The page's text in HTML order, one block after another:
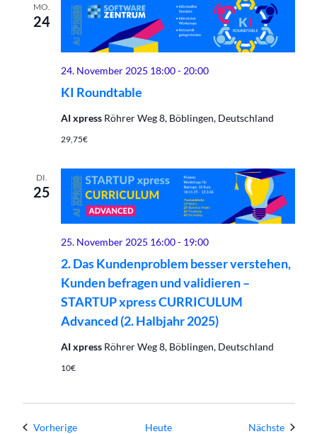
MO.
24
KI Roundtable
24. November 2025 18:00- 20:00
AI xpress Röhrer Weg 8, Böblingen, Deutschland
29,75€
DI.
25
2. Das Kundenproblem besser verstehen,
Kunden befragen und validieren –
STARTUP xpress CURRICULUM
Advanced (2. Halbjahr 2025)
25. November 2025 16:00- 19:00
AI xpress Röhrer Weg 8, Böblingen, Deutschland
10€
VorherigeVeranstaltungenHeute Nächste